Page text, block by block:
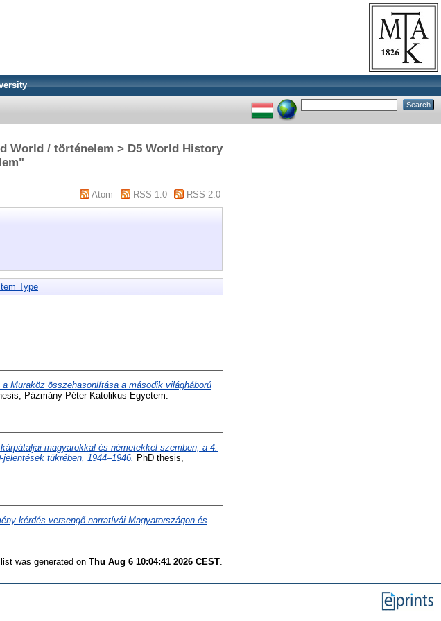
World / történelem > D5 World History
Atom RSS 1.0 RSS 2.0
Item Type
Muraköz összehasonlítása a második világháború
Pázmány Péter Katolikus Egyetem.
magyarokkal és németekkel szemben, a 4.
tükrében, 1944–1946.
PhD thesis,
kérdés versengő narratívái Magyarországon és
was generated on Thu Aug 6 10:04:41 2026 CEST